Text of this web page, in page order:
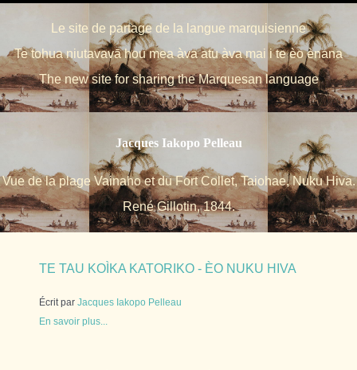
Le site de partage de la langue marquisienne
Te tohua niutavavā hou mea àva atu àva mai i te èo ènana
The new site for sharing the Marquesan language
Jacques Iakopo Pelleau
Vue de la plage Vainaho et du Fort Collet, Taiohae, Nuku Hiva.
René Gillotin, 1844.
TE TAU KOÌKA KATORIKO - ÈO NUKU HIVA
Écrit par Jacques Iakopo Pelleau
En savoir plus...